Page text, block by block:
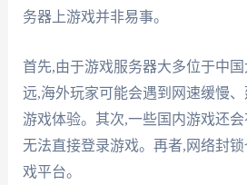
务器上游戏并非易事。
首先,由于游戏服务器大多位于中
远,海外玩家可能会遇到网速缓慢
游戏体验。其次,一些国内游戏还
无法直接登录游戏。再者,网络封
戏平台。